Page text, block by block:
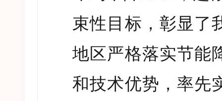
束性目标，彰显了
地区严格落实节能
和技术优势，率先